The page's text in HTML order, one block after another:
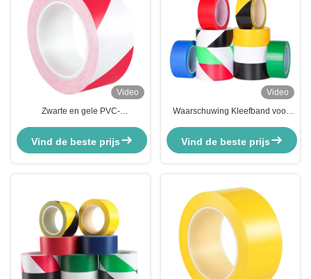
Video
Zwarte en gele PVC-
Oranje Gevaar Streep Lijn Lane
Veiligheidsvloer
Vind de beste prijs
Video
Waarschuwing Kleefband voor
Vind de beste prijs